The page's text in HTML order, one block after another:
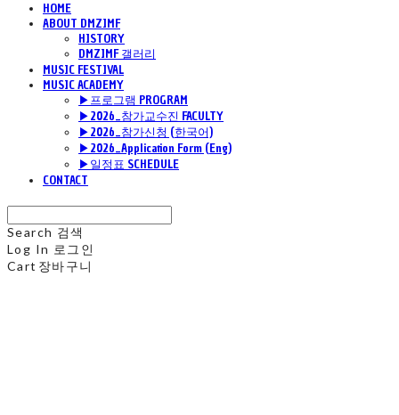
HOME
ABOUT DMZIMF
HISTORY
DMZIMF 갤러리
MUSIC FESTIVAL
MUSIC ACADEMY
▶프로그램 PROGRAM
▶2026_참가교수진 FACULTY
▶2026_참가신청 (한국어)
▶2026_Application Form (Eng)
▶일정표 SCHEDULE
CONTACT
Search 검색
Log In 로그인
Cart 장바구니